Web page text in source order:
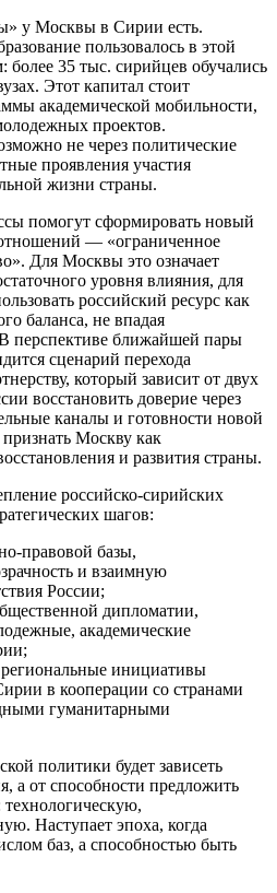
у Москвы в Сирии есть.
пользовалось в этой
более 35 тыс. сирийцев обучались
Этот капитал стоит
академической мобильности,
проектов.
не через политические
проявления участия
жизни страны.
помогут сформировать новый
— «ограниченное
Для Москвы это означает
уровня влияния, для
российский ресурс как
баланса, не впадая
перспективе ближайшей пары
сценарий перехода
который зависит от двух
восстановить доверие через
каналы и готовности новой
Москву как
и развития страны.
российско-сирийских
шагов:
правовой базы,
и взаимную
России;
дипломатии,
академические
инициативы
в кооперации со странами
гуманитарными
политики будет зависеть
а от способности предложить
Наступает эпоха, когда
баз, а способностью быть